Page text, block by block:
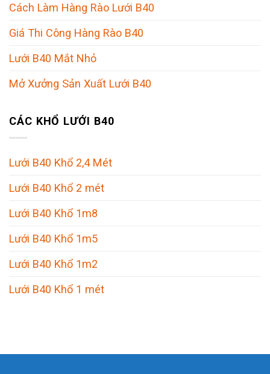
Cách Làm Hàng Rào Lưới B40
Giá Thi Công Hàng Rào B40
Lưới B40 Mắt Nhỏ
Mở Xưởng Sản Xuất Lưới B40
CÁC KHỔ LƯỚI B40
Lưới B40 Khổ 2,4 Mét
Lưới B40 Khổ 2 mét
Lưới B40 Khổ 1m8
Lưới B40 Khổ 1m5
Lưới B40 Khổ 1m2
Lưới B40 Khổ 1 mét